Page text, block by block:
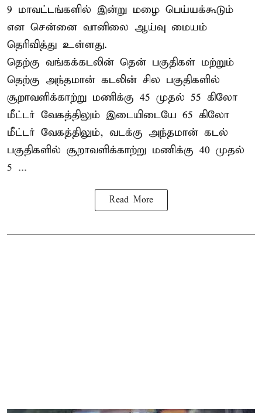
9 மாவட்டங்களில் இன்று மழை பெய்யக்கூடும்
என சென்னை வானிலை ஆய்வு மையம்
தெரிவித்து உள்ளது.
தெற்கு வங்கக்கடலின் தென் பகுதிகள் மற்றும்
தெற்கு அந்தமான் கடலின் சில பகுதிகளில்
சூறாவளிக்காற்று மணிக்கு 45 முதல் 55 கிலோ
மீட்டர் வேகத்திலும் இடையிடையே 65 கிலோ
மீட்டர் வேகத்திலும், வடக்கு அந்தமான் கடல்
பகுதிகளில் சூறாவளிக்காற்று மணிக்கு 40 முதல்
5 ...
Read More